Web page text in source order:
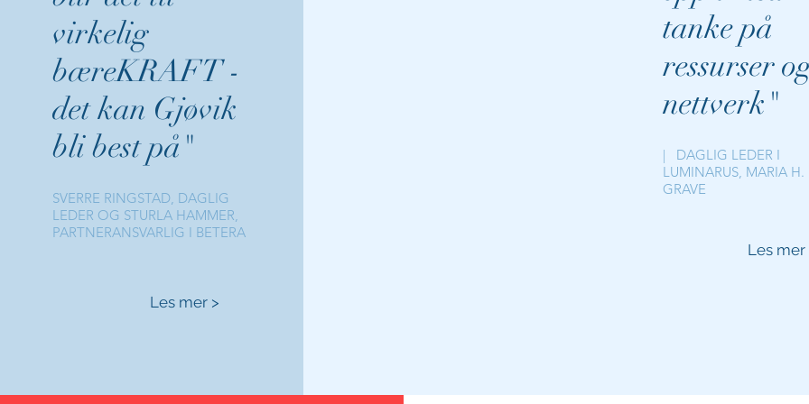
virkelig
bæreKRAFT -
det kan Gjøvik
bli best på"
SVERRE RINGSTAD, DAGLIG
LEDER OG STURLA HAMMER,
PARTNERANSVARLIG I BETERA
Les mer >
tanke på
ressurser
nettverk"
| DAGLIG LEDER I
LUMINARUS, MARIA H.
GRAVE
Les mer